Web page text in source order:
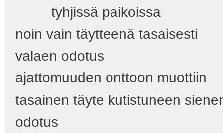
tyhjissä paikoissa
noin vain täytteenä tasaisesti
valaen odotus
ajattomuuden onttoon
tasainen täyte kutistuneen
odotus